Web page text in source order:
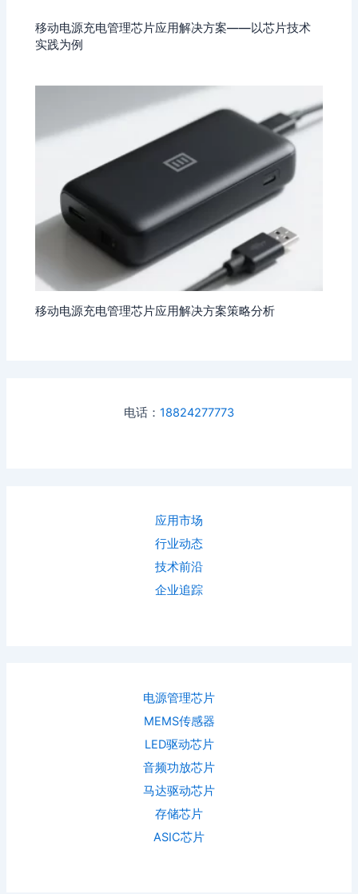
电话： 18824277773
应用市场
行业动态
技术前沿
企业追踪
电源管理芯片
MEMS传感器
LED驱动芯片
音频功放芯片
马达驱动芯片
存储芯片
ASIC芯片
移动电源充电管理芯片应用解决方案——以芯片技术
实践为例
移动电源充电管理芯片应用解决方案策略分析